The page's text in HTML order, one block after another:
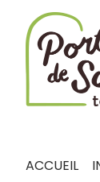
ACCUEIL